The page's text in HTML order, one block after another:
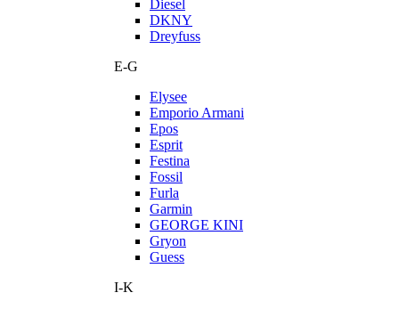
Diesel
DKNY
Dreyfuss
E-G
Elysee
Emporio Armani
Epos
Esprit
Festina
Fossil
Furla
Garmin
GEORGE KINI
Gryon
Guess
I-K